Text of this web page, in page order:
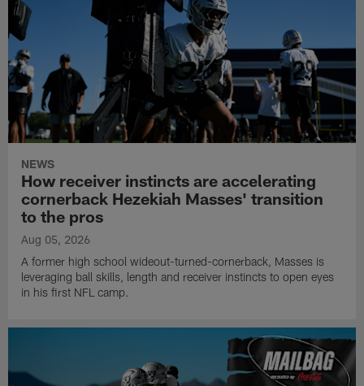
NEWS
How receiver instincts are accelerating
cornerback Hezekiah Masses' transition
to the pros
Aug 05, 2026
A former high school wideout-turned-cornerback, Masses is
leveraging ball skills, length and receiver instincts to open eyes
in his first NFL camp.